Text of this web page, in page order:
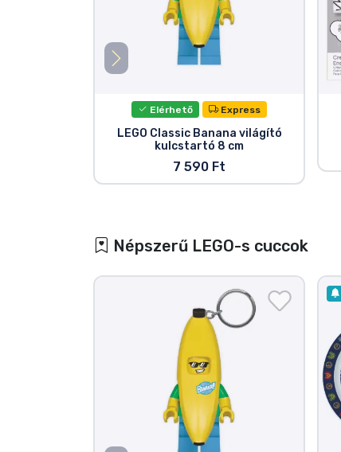
Elérhető Express
LEGO Classic Banana világító
kulcstartó 8 cm
7 590 Ft
Népszerű LEGO-s cuccok